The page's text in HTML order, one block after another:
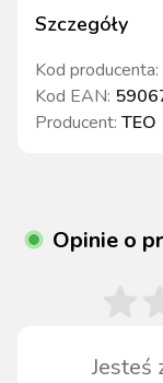
Szczegóły
Kod producenta:
Kod EAN:
Producent: TEO
Opinie o
Jesteś